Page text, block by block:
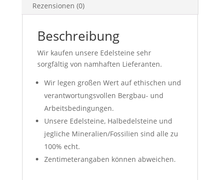
Rezensionen (0)
Beschreibung
Wir kaufen unsere Edelsteine sehr
sorgfältig von namhaften Lieferanten.
Wir legen großen Wert auf ethischen und
verantwortungsvollen Bergbau- und
Arbeitsbedingungen.
Unsere Edelsteine, Halbedelsteine und
jegliche Mineralien/Fossilien sind alle zu
100% echt.
Zentimeterangaben können abweichen.